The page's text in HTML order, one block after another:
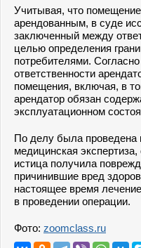
Учитывая, что
арендованным, в суде
заключенный между
целью определения
потребителями.
ответственности
помещения, включая, в
арендатор обязан
эксплуатационном
По делу была проведена
медицинская
истица получила
причинившие вред
настоящее время
в проведении операции.
Фото: zoomclass.ru